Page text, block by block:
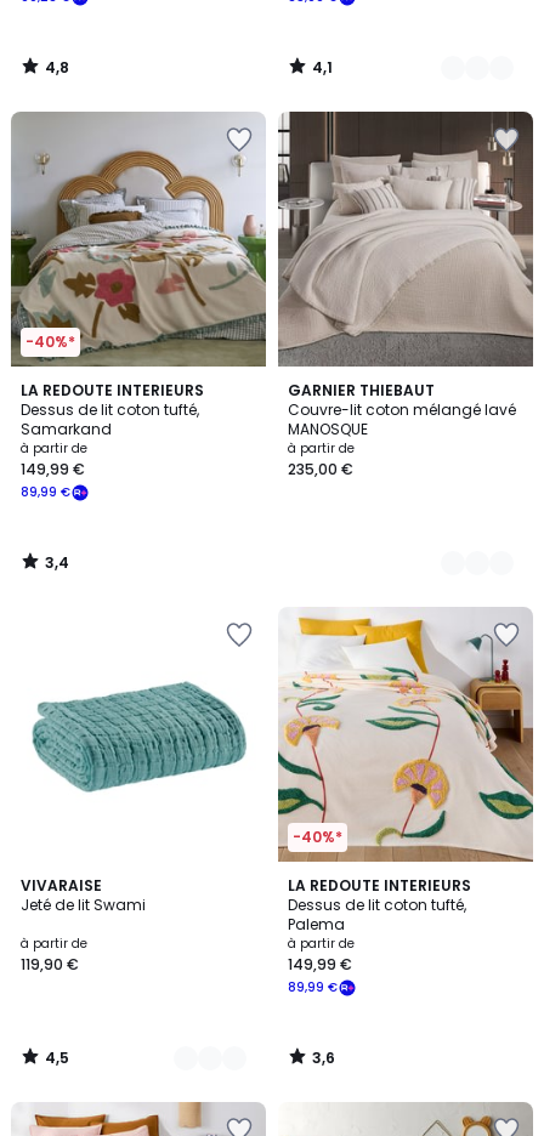
4,8
/
4,1
/
-40%*
LA REDOUTE INTERIEURS
Dessus de lit coton tufté,
Samarkand
à partir de
89,99 €
149,99 €
3,4
/ 5
3,4
/
GARNIER THIEBAUT
Couvre-lit coton mélangé lavé
MANOSQUE
à partir de
235,00 €
2
Couleurs
VIVARAISE
Jeté de lit Swami
à partir de
119,90 €
4,5
/ 5
16
Couleurs
4,5
/
-40%*
LA REDOUTE INTERIEURS
Dessus de lit coton tufté,
Palema
à partir de
89,99 €
149,99 €
3,6
/ 5
3,6
/